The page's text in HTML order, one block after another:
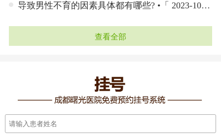
导致男性不育的因素具体都有哪些? •「 2023-10-23 」
查看全部